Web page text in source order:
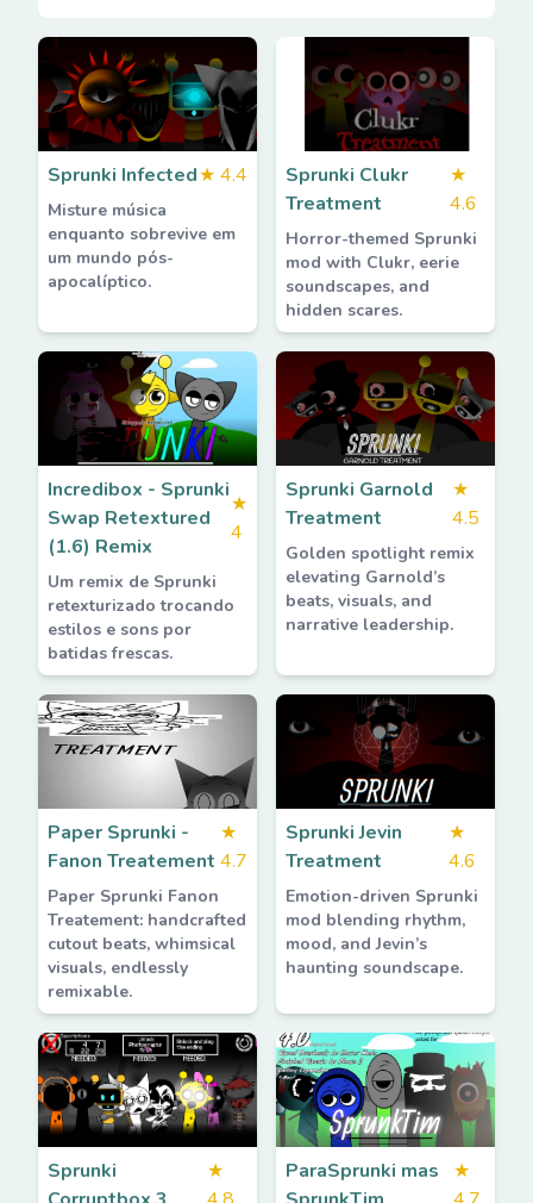
Sprunki Infected★ 4.4
Misture música
enquanto sobrevive em
um mundo pós-
apocalíptico.
Sprunki Clukr
Treatment
★
4.6
Horror-themed Sprunki
mod with Clukr, eerie
soundscapes, and
hidden scares.
Incredibox - Sprunki
Swap Retextured
(1.6) Remix
★
4
Um remix de Sprunki
retexturizado trocando
estilos e sons por
batidas frescas.
Sprunki Garnold
Treatment
★
4.5
Golden spotlight remix
elevating Garnold’s
beats, visuals, and
narrative leadership.
Paper Sprunki -
Fanon Treatement
★
4.7
Paper Sprunki Fanon
Treatement: handcrafted
cutout beats, whimsical
visuals, endlessly
remixable.
Sprunki Jevin
Treatment
★
4.6
Emotion-driven Sprunki
mod blending rhythm,
mood, and Jevin’s
haunting soundscape.
Sprunki
★
ParaSprunki mas
★